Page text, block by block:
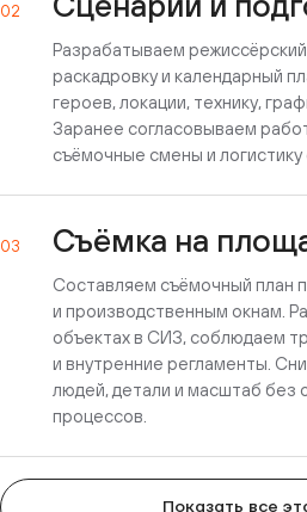
02
Разрабатываем
раскадровку и календарный
героев, локации, технику,
Заранее согласовываем
съёмочные смены и логистику
03 Съёмка на
Составляем съёмочный план
и производственным окнам.
объектах в СИЗ, соблюдаем
и внутренние регламенты.
людей, детали и масштаб без
процессов.
Показать все